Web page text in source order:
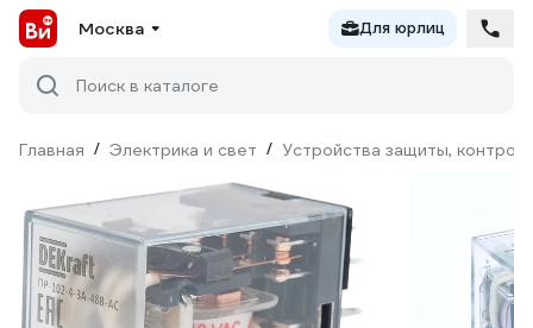
Москва Для юрлиц
Поиск в каталоге
Главная / Электрика и свет / Устройства защиты,